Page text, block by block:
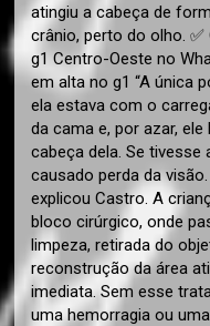
atingiu a cabeça de
crânio, perto do olho.
g1 Centro-Oeste no
em alta no g1 “A única
ela estava com o
da cama e, por azar,
cabeça dela. Se
causado perda da
explicou Castro. A
bloco cirúrgico, onde
limpeza, retirada do
reconstrução da área
imediata. Sem esse
uma hemorragia ou